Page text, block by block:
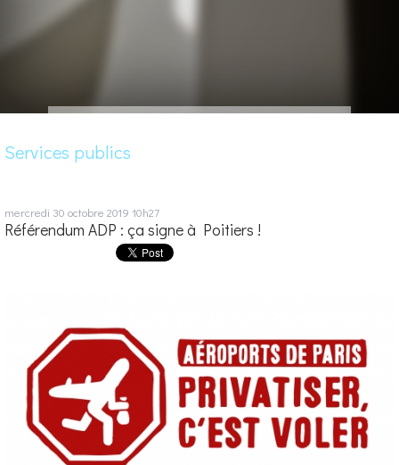
Services publics
mercredi 30 octobre 2019 10h27
Référendum ADP : ça signe à Poitiers !